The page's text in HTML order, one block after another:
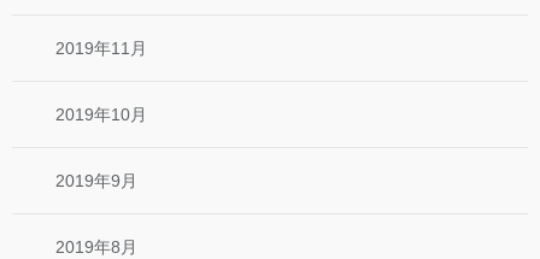
2019年11月
2019年10月
2019年9月
2019年8月